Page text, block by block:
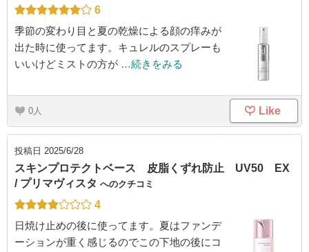
6
季節の変わり目と夏の乾燥による顔の痒みが
出た時に使ってます。キュレルのスプレーも
いいけどミストの方が …続きをみる
0 Like
投稿日 2025/6/28
スキンプロテクトベース 皮脂くずれ防止 UV50 EX
/ プリマヴィスタ へのクチコミ
4
日焼け止めの後に使ってます。夏はファンデ
ーションが重く感じるのでこの下地の後にコ